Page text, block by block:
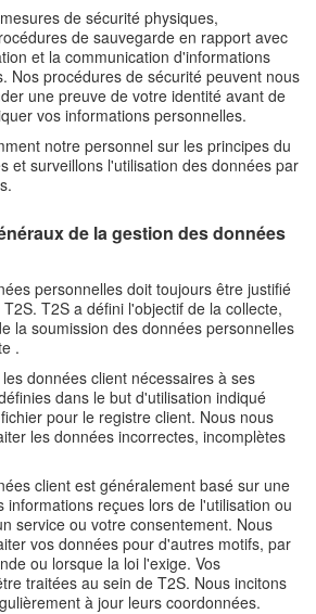
de sécurité physiques,
de sauvegarde en rapport avec
et la communication d'informations
Nos procédures de sécurité peuvent nous
une preuve de votre identité avant de
vos informations personnelles.
notre personnel sur les principes du
et surveillons l'utilisation des données par
de la gestion des données
personnelles doit toujours être justifié
T2S a défini l'objectif de la collecte,
la soumission des données personnelles
.
données client nécessaires à ses
dans le but d'utilisation indiqué
pour le registre client. Nous nous
les données incorrectes, incomplètes
client est généralement basé sur une
informations reçues lors de l'utilisation ou
service ou votre consentement. Nous
vos données pour d'autres motifs, par
ou lorsque la loi l'exige. Vos
traitées au sein de T2S. Nous incitons
à jour leurs coordonnées.